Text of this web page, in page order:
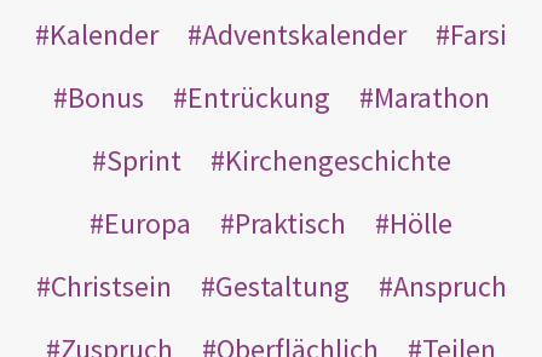
Kalender
Adventskalender
Farsi
Bonus
Entrückung
Marathon
Sprint
Kirchengeschichte
Europa
Praktisch
Hölle
Christsein
Gestaltung
Anspruch
Zuspruch
Oberflächlich
Teilen